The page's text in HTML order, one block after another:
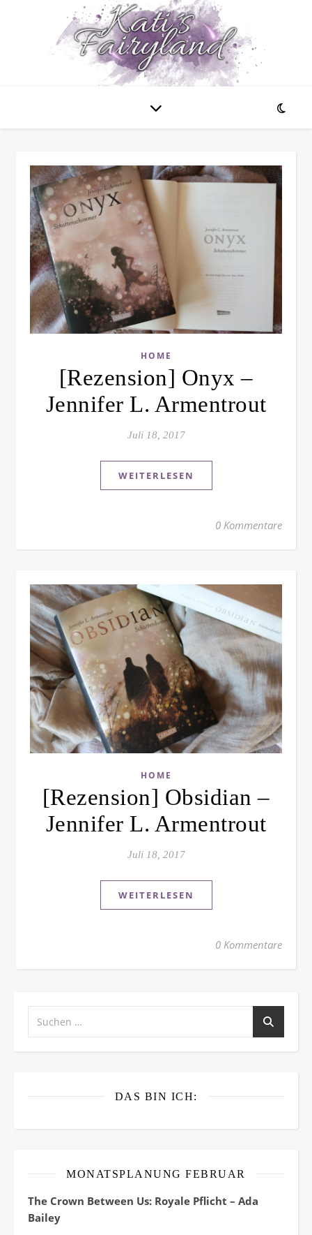
HOME
[Rezension] Onyx –
Jennifer L. Armentrout
Juli 18, 2017
WEITERLESEN
0 Kommentare
HOME
[Rezension] Obsidian –
Jennifer L. Armentrout
Juli 18, 2017
WEITERLESEN
0 Kommentare
DAS BIN ICH:
MONATSPLANUNG FEBRUAR
The Crown Between Us: Royale Pflicht – Ada
Bailey